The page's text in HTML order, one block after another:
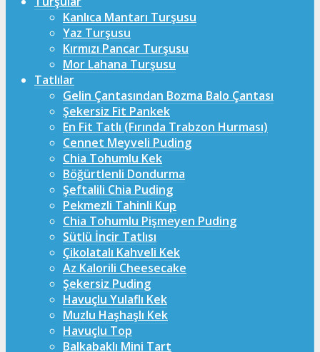
Kanlıca Mantarı Turşusu
Yaz Turşusu
Kırmızı Pancar Turşusu
Mor Lahana Turşusu
Tatlılar
Gelin Çantasından Bozma Balo Çantası
Şekersiz Fit Pankek
En Fit Tatlı (Fırında Trabzon Hurması)
Cennet Meyveli Puding
Chia Tohumlu Kek
Böğürtlenli Dondurma
Şeftalili Chia Puding
Pekmezli Tahinli Kup
Chia Tohumlu Pişmeyen Puding
Sütlü İncir Tatlısı
Çikolatalı Kahveli Kek
Az Kalorili Cheesecake
Şekersiz Puding
Havuçlu Yulaflı Kek
Muzlu Haşhaşlı Kek
Havuçlu Top
Balkabaklı Mini Tart